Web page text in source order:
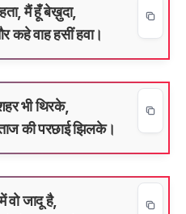
मैं हूँ बेख़ुदा,
वाह हसीं हवा।
भी थिरके,
की परछाई झिलके।
जादू है,